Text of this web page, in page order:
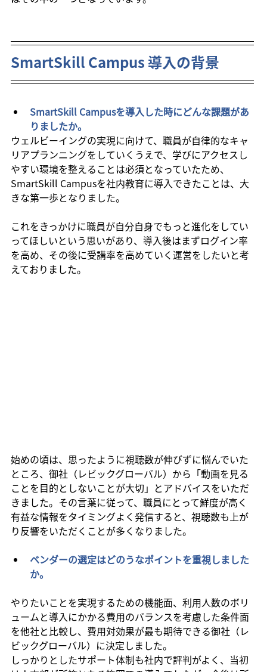
SmartSkill Campus 導入の背景
SmartSkill Campusを導入した時にどんな課題があ
りましたか。
ウェルビーイングの実現に向けて、職員が自律的なキャ
リアプランニングをしていくうえで、学びにアクセスし
やすい環境を整えることは必須となっていたため、
SmartSkill Campusを社内教育に導入できたことは、大
きな第一歩となりました。
これをきっかけに職員が自分自身でもっと進化をしてい
ってほしいという思いがあり、導入後はまずログイン率
を高め、その後に受講率を高めていく運営をしたいと考
えておりました。
始めの頃は、思ったように視聴数が伸びずに悩んでいた
ところ、御社（レビックグローバル）から「動画を見る
ことを目的としないことが大切」とアドバイスをいただ
きました。その言葉に従って、職員にとって鮮度が高く
有益な情報をタイミングよく発信すると、視聴数も上が
り反響をいただくことが多くなりました。
ベンダーの選定はどのうなポイントを重視しました
か。
やりたいことを実現するための機能面、利用人数のボリ
ュームと導入にかかる費用のバランスを考慮した条件面
を他社と比較し、費用対効果が最も期待できる御社（レ
ビックグローバル）に決定しました。
しっかりとしたサポート体制も社内で評判がよく、当初